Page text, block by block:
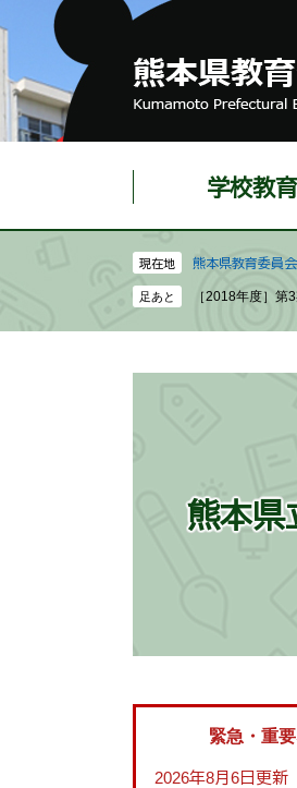
の
頭
ー
飛
学校教育
現在地 熊本県教育委員会
［2018年度］
熊本県
緊急・重
2026年8月6日更新